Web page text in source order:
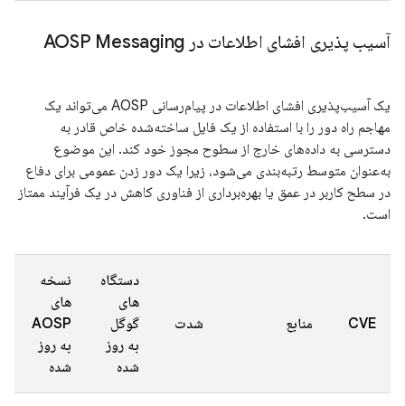
آسیب پذیری افشای اطلاعات در AOSP Messaging
یک آسیب‌پذیری افشای اطلاعات در پیام‌رسانی AOSP می‌تواند یک
مهاجم راه دور را با استفاده از یک فایل ساخته‌شده خاص قادر به
دسترسی به داده‌های خارج از سطوح مجوز خود کند. این موضوع
به‌عنوان متوسط ​​رتبه‌بندی می‌شود، زیرا یک دور زدن عمومی برای دفاع
در سطح کاربر در عمق یا بهره‌برداری از فناوری کاهش در یک فرآیند ممتاز
است.
CVE منابع شدت
دستگاه
های
گوگل
به روز
شده
نسخه
های
AOSP
به روز
شده